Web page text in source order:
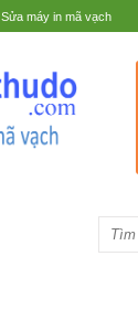
Sửa máy in mã vạch